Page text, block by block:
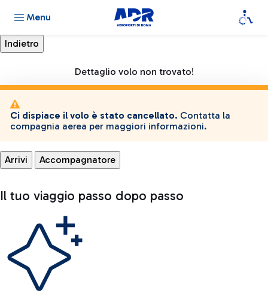
Menu
Dettaglio volo non trovato!
Ci dispiace il volo è stato cancellato. Contatta la
compagnia aerea per maggiori informazioni.
Arrivi Accompagnatore
Il tuo viaggio passo dopo passo